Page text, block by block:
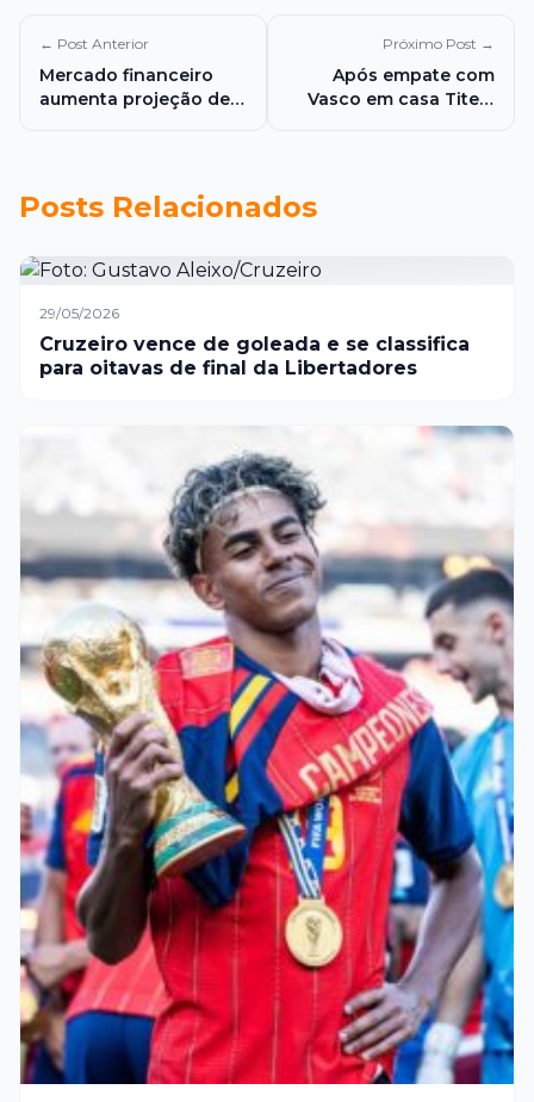
← Post Anterior
Mercado financeiro
aumenta projeção de
Próximo Post →
Após empate com
Vasco em casa Tite é
Posts Relacionados
29/05/2026
Cruzeiro vence de goleada e se classifica
para oitavas de final da Libertadores